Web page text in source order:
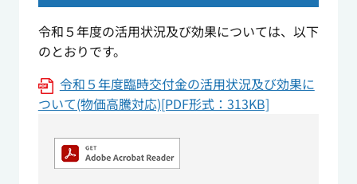
令和５年度の活用状況及び効果については、以下
のとおりです。
令和５年度臨時交付金の活用状況及び効果に
ついて(物価高騰対応)[PDF形式：313KB]